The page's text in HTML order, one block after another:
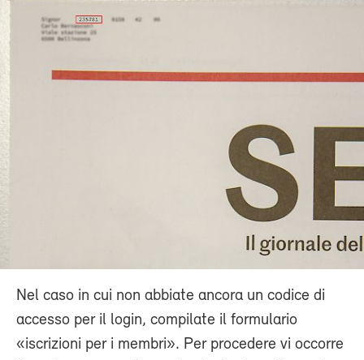
Nel caso in cui non abbiate ancora un codice di
accesso per il login, compilate il formulario
«iscrizioni per i membri». Per procedere vi occorre